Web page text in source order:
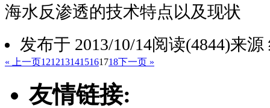
海水反渗透的技术特点以及现状
发布于 2013/10/14阅读(4844)来源
« 上一页1 212131415161718下一页 »
友情链接: